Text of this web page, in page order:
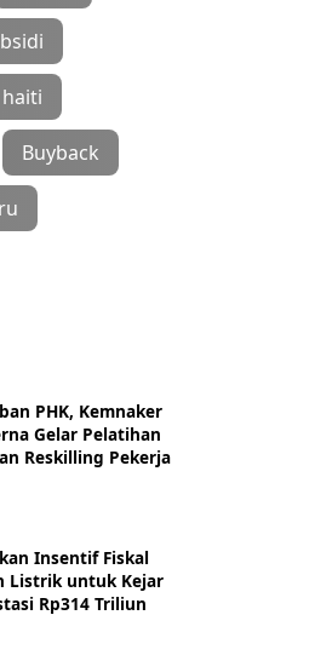
Buyback
PHK, Kemnaker
Gelar Pelatihan
Reskilling Pekerja
Insentif Fiskal
Listrik untuk Kejar
Rp314 Triliun